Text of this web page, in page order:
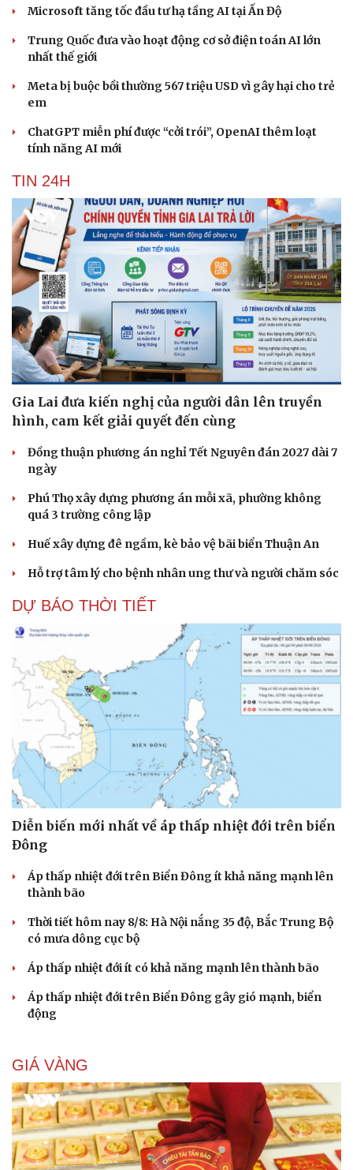
Cải chính
Microsoft tăng tốc đầu tư hạ tầng AI tại Ấn Độ
Trung Quốc đưa vào hoạt động cơ sở điện toán AI lớn
nhất thế giới
Meta bị buộc bồi thường 567 triệu USD vì gây hại cho trẻ
em
ChatGPT miễn phí được “cởi trói”, OpenAI thêm loạt
tính năng AI mới
TIN 24H
Gia Lai đưa kiến nghị của người dân lên truyền
hình, cam kết giải quyết đến cùng
Đồng thuận phương án nghỉ Tết Nguyên đán 2027 dài 7
ngày
Phú Thọ xây dựng phương án mỗi xã, phường không
quá 3 trường công lập
Huế xây dựng đê ngầm, kè bảo vệ bãi biển Thuận An
Hỗ trợ tâm lý cho bệnh nhân ung thư và người chăm sóc
DỰ BÁO THỜI TIẾT
Diễn biến mới nhất về áp thấp nhiệt đới trên biển
Đông
Áp thấp nhiệt đới trên Biển Đông ít khả năng mạnh lên
thành bão
Thời tiết hôm nay 8/8: Hà Nội nắng 35 độ, Bắc Trung Bộ
có mưa dông cục bộ
Áp thấp nhiệt đới ít có khả năng mạnh lên thành bão
Áp thấp nhiệt đới trên Biển Đông gây gió mạnh, biển
động
GIÁ VÀNG